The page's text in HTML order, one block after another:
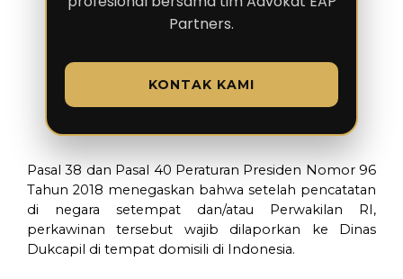
Partners.
KONTAK KAMI
Pasal 38 dan Pasal 40 Peraturan Presiden Nomor 96
Tahun 2018 menegaskan bahwa setelah pencatatan
di negara setempat dan/atau Perwakilan RI,
perkawinan tersebut wajib dilaporkan ke Dinas
Dukcapil di tempat domisili di Indonesia.